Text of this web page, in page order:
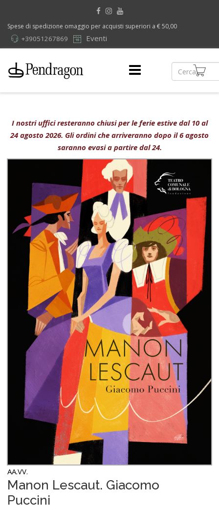
Spese di spedizione omaggio per acquisti superiori a € 50,00
Eventi
+39051267869
I nostri uffici resteranno chiusi per le ferie estive dal 10 al
24 agosto 2026. Gli ordini che arriveranno dopo il 6 agosto
saranno evasi a partire dal 24.
AA.VV.
Manon Lescaut. Giacomo
Puccini